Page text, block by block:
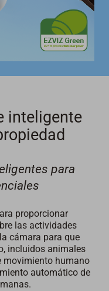
inteligente
para
proporcionar
las actividades
cámara para que
incluidos animales
movimiento humano
automático de